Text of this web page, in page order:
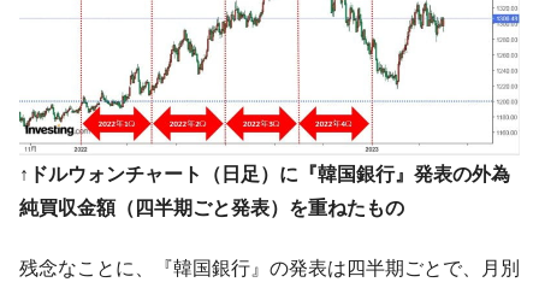
『Money1』
韓国化学企業最大手『ロッテケミカル』純
借入金が約8兆。信用格付け「ネガティブ」にダウン
『Money1』
韓国株式市場･暗黒の火曜日。サーキットブ
レイカーも発動！ 半導体2銘柄の暴落
Fact1
日本の誇る海洋資源調査船『白嶺』は先進技術の
塊！
Fact1
夏の甲子園、優勝校を最も多く輩出している都道
↑ドルウォンチャート（日足）に『韓国銀行』発表の外為
純買収金額（四半期ごと発表）を重ねたもの
残念なことに、『韓国銀行』の発表は四半期ごとで、月別